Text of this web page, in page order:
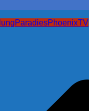
ParadiesPhoenixTV